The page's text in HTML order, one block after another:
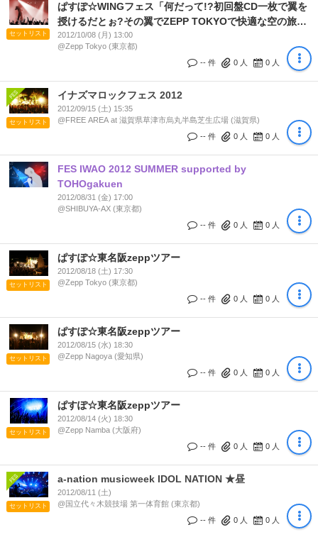
セットリスト
ぱすぽ☆WINGフェス「何だって!?初回盤CD一枚で翼を
授けるだとぉ?その翼でZEPP TOKYOで快適な空の旅を!
嵐も吹雪も何でも来い!屋内だから、ナ!」
2012/10/08 (月) 13:00
@Zepp Tokyo (東京都)
-- 件
0 人 0 人
セットリスト
イナズマロックフェス 2012
2012/09/15 (土) 15:35
@FREE AREA at 滋賀県草津市烏丸半島芝生広場 (滋賀県)
-- 件
0 人 0 人
FES IWAO 2012 SUMMER supported by
TOHOgakuen
2012/08/31 (金) 17:00
@SHIBUYA-AX (東京都)
-- 件
0 人 0 人
セットリスト
ぱすぽ☆東名阪zeppツアー
2012/08/18 (土) 17:30
@Zepp Tokyo (東京都)
-- 件
0 人 0 人
セットリスト
ぱすぽ☆東名阪zeppツアー
2012/08/15 (水) 18:30
@Zepp Nagoya (愛知県)
-- 件
0 人 0 人
セットリスト
ぱすぽ☆東名阪zeppツアー
2012/08/14 (火) 18:30
@Zepp Namba (大阪府)
-- 件
0 人 0 人
セットリスト
a-nation musicweek IDOL NATION ★昼
2012/08/11 (土)
@国立代々木競技場 第一体育館 (東京都)
-- 件
0 人 0 人